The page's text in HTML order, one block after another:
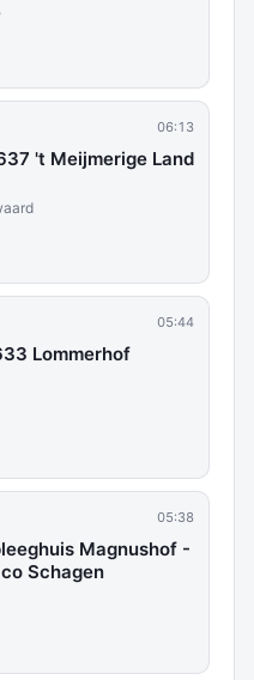
06:13
't Meijmerige Land
05:44
Lommerhof
05:38
Magnushof -
Schagen